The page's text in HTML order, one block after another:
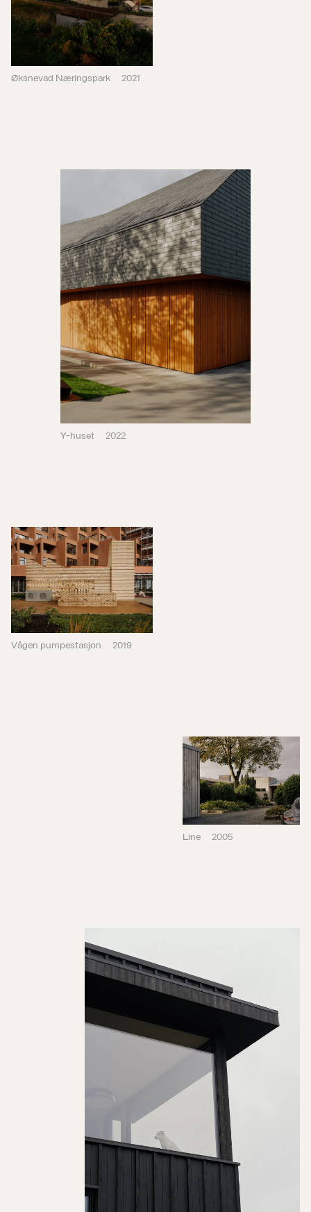
Øksnevad Næringspark 2021
Y-huset 2022
Vågen pumpestasjon 2019
Line 2005
Nygårdstunet